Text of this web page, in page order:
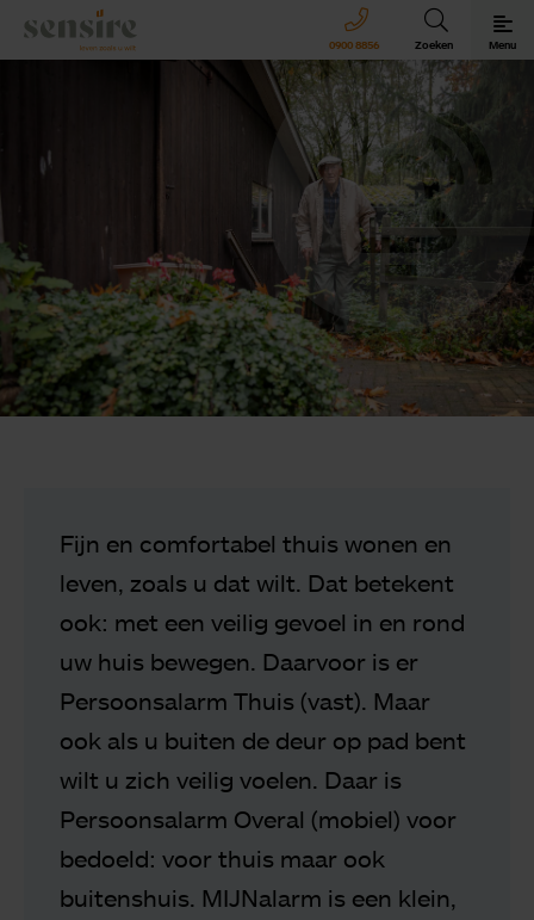
Sensire logo
0900 8856 Zoeken Menu
Revalideren met Sensire
Wonen en zorg met Sensire
Meer over Sensire
Fijn en comfortabel thuis wonen en
leven, zoals u dat wilt. Dat betekent
ook: met een veilig gevoel in en rond
uw huis bewegen. Daarvoor is er
Persoonsalarm Thuis (vast). Maar
ook als u buiten de deur op pad bent
wilt u zich veilig voelen. Daar is
Persoonsalarm Overal (mobiel) voor
bedoeld: voor thuis maar ook
buitenshuis. MIJNalarm is een klein,